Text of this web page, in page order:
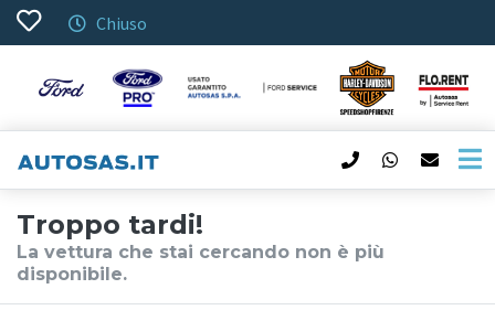
Chiuso
Troppo tardi!
La vettura che stai cercando non è più
disponibile.